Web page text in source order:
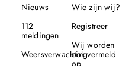
Nieuws
112
meldingen
Weersverwachting
Wie zijn wij?
Registreer
Wij worden
ook vermeld
op